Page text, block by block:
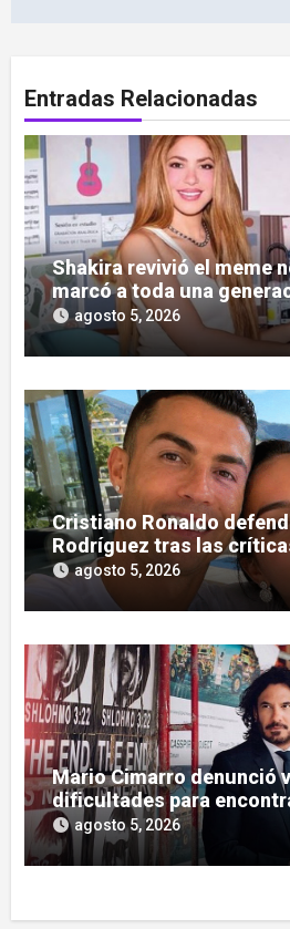
Entradas Relacionadas
Shakira revivió el meme
marcó a toda una
agosto 5, 2026
Cristiano Ronaldo
Rodríguez tras las
agosto 5, 2026
Mario Cimarro denunció
dificultades para
actuación
agosto 5, 2026